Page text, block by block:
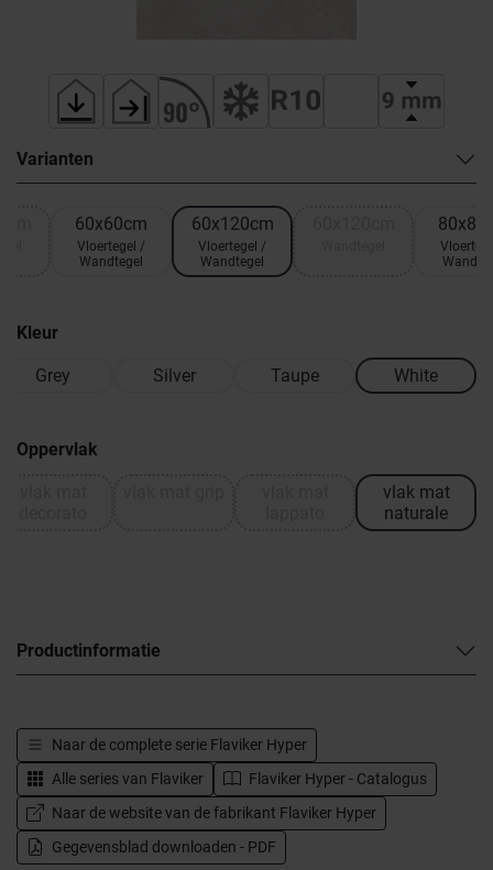
Varianten
60x60cm
Vloertegel /
Wandtegel
60x120cm
Vloertegel /
Wandtegel
Kleur
Grey Silver Taupe White
Oppervlak
vlak mat
naturale
Productinformatie
Naar de complete serie Flaviker Hyper
Alle series van Flaviker
Flaviker Hyper - Catalogus
Naar de website van de fabrikant Flaviker Hyper
Gegevensblad downloaden - PDF